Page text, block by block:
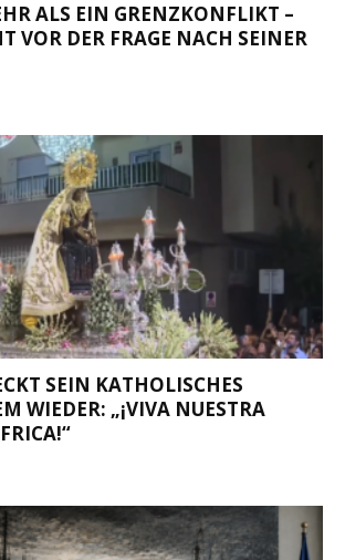
ALS EIN GRENZKONFLIKT –
VOR DER FRAGE NACH SEINER
SEIN KATHOLISCHES
WIEDER: „¡VIVA NUESTRA